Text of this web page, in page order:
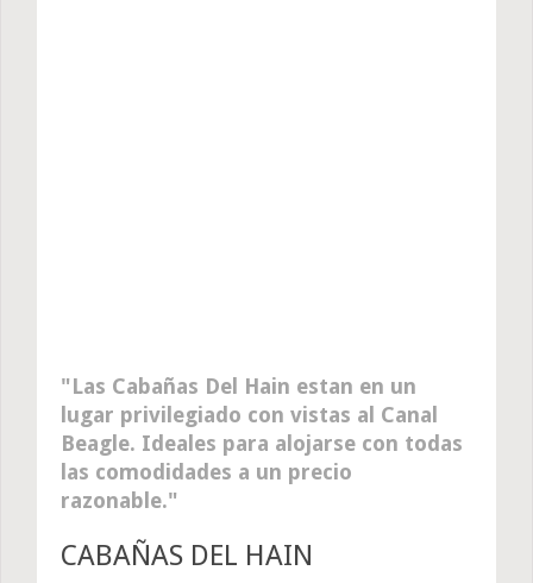
Las Cabañas Del Hain estan en un
lugar privilegiado con vistas al Canal
Beagle. Ideales para alojarse con todas
las comodidades a un precio
razonable.
CABAÑAS DEL HAIN